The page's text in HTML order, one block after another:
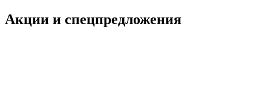
Акции и спецпредложения